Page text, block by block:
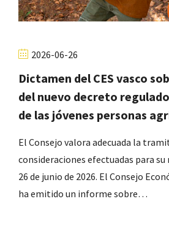
2026-06-26
Dictamen del CES vasco
del nuevo decreto
de las jóvenes personas
El Consejo valora adecuada la
consideraciones efectuadas para
26 de junio de 2026. El Consejo
ha emitido un informe sobre…